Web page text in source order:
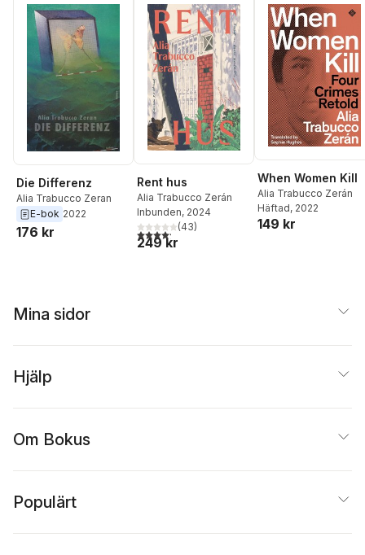
Die Differenz
Alia Trabucco Zeran
E-bok 2022
176 kr
Rent hus
Alia Trabucco Zerán
Inbunden, 2024
4,2utav 5 stjärnor. Totalt antal röster:
(43)
249 kr
When Women Kill
Alia Trabucco Zerán
Häftad, 2022
149 kr
Mina sidor
Hjälp
Om Bokus
Populärt